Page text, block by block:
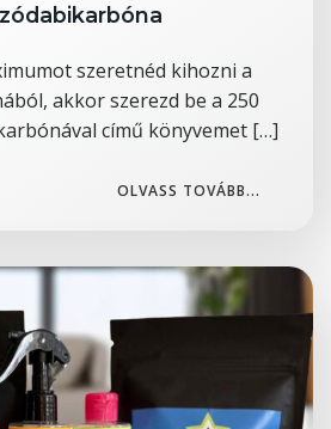
szeretnéd kihozni a
akkor szerezd be a 250
című könyvemet […]
OLVASS TOVÁBB...